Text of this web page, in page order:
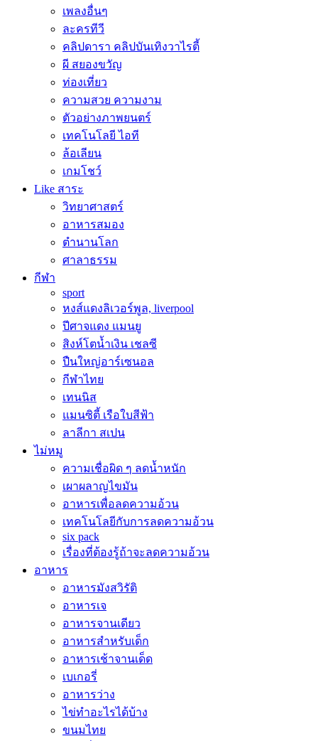
เพลงอื่นๆ
ละครทีวี
คลิปดารา คลิปบันเทิงวาไรตี้
ผี สยองขวัญ
ท่องเที่ยว
ความสวย ความงาม
ตัวอย่างภาพยนตร์
เทคโนโลยี ไอที
ล้อเลียน
เกมโชว์
Like สาระ
วิทยาศาสตร์
อาหารสมอง
ตำนานโลก
ศาลาธรรม
กีฬา
sport
หงส์แดงลิเวอร์พูล, liverpool
ปีศาจแดง แมนยู
สิงห์โตน้ำเงิน เชลซี
ปืนใหญ่อาร์เซนอล
กีฬาไทย
เทนนิส
แมนซิตี้ เรือใบสีฟ้า
ลาลีกา สเปน
ไม่หมู
ความเชื่อผิด ๆ ลดน้ำหนัก
เผาผลาญไขมัน
อาหารเพื่อลดความอ้วน
เทคโนโลยีกับการลดความอ้วน
six pack
เรื่องที่ต้องรู้ถ้าจะลดความอ้วน
อาหาร
อาหารมังสวิรัติ
อาหารเจ
อาหารจานเดียว
อาหารสำหรับเด็ก
อาหารเช้าจานเด็ด
เบเกอรี่
อาหารว่าง
ไข่ทำอะไรได้บ้าง
ขนมไทย